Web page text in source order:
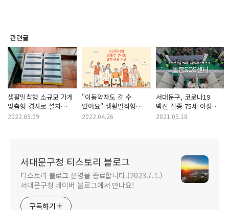
관련글
생활밀착형 소규모 가게
맞춤형 경사로 설치
무료 지원 "이동약자도
2022.05.09
"이동약자도 갈 수
있어요" 생활밀착형
소규모시설(식당, 약국,
2022.04.26
서대문구, 코로나19
백신 접종 75세 이상
어르신에게
2021.05.18
서대문구청 티스토리 블로그
티스토리 블로그 운영을 종료합니다.(2023.7.1.)
서대문구청 네이버 블로그에서 만나요!
구독하기